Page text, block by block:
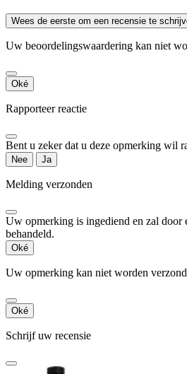
Wees de eerste om een recensie te
Uw beoordelingswaardering kan niet
Oké
Rapporteer reactie
Bent u zeker dat u deze opmerking wil
Nee Ja
Melding verzonden
Uw opmerking is ingediend en zal door
behandeld.
Oké
Uw opmerking kan niet worden
Oké
Schrijf uw recensie